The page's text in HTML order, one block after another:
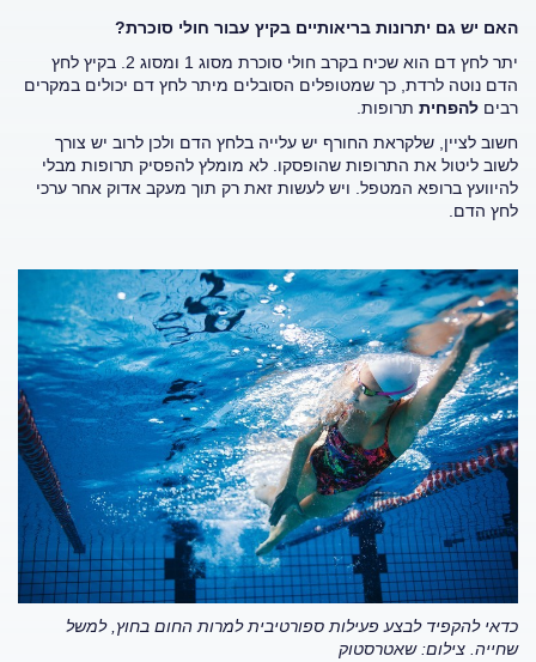
האם יש גם יתרונות בריאותיים בקיץ עבור חולי סוכרת?
יתר לחץ דם הוא שכיח בקרב חולי סוכרת מסוג 1 ומסוג 2. בקיץ לחץ
הדם נוטה לרדת, כך שמטופלים הסובלים מיתר לחץ דם יכולים במקרים
רבים להפחית תרופות.
חשוב לציין, שלקראת החורף יש עלייה בלחץ הדם ולכן לרוב יש צורך
לשוב ליטול את התרופות שהופסקו. לא מומלץ להפסיק תרופות מבלי
להיוועץ ברופא המטפל. ויש לעשות זאת רק תוך מעקב אדוק אחר ערכי
לחץ הדם.
כדאי להקפיד לבצע פעילות ספורטיבית למרות החום בחוץ, למשל
שחייה. צילום: שאטרסטוק